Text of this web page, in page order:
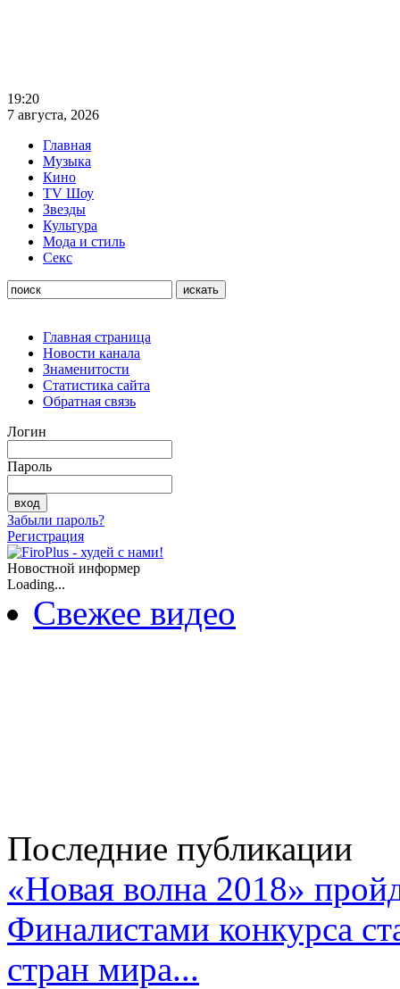
19:20
7 августа, 2026
Главная
Музыка
Кино
TV Шоу
Звезды
Культура
Мода и стиль
Секс
Главная страница
Новости канала
Знаменитости
Статистика сайта
Обратная связь
Логин
Пароль
Забыли пароль?
Регистрация
Новостной информер
Loading...
Свежее видео
Последние публикации
«Новая волна 2018»
Финалистами конкурса
стран мира...